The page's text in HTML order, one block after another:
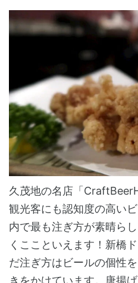
久茂地の名店「
観光客にも認知度の高い
内で最も注ぎ方が素晴ら
くここといえます！新橋
だ注ぎ方はビールの個性